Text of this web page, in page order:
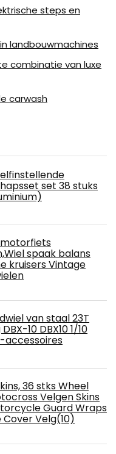
steps en
landbouwmachines
combinatie van luxe
carwash
set 38 stuks
motorfiets
spaak balans
kruisers Vintage
van staal 23T
10 DBX10 1/10
accessoires
36 stks Wheel
Velgen Skins
Guard Wraps
Cover Velg(10)